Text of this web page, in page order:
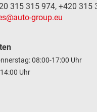
315 315 974, +420 315
group.eu
08:00-17:00 Uhr
Uhr